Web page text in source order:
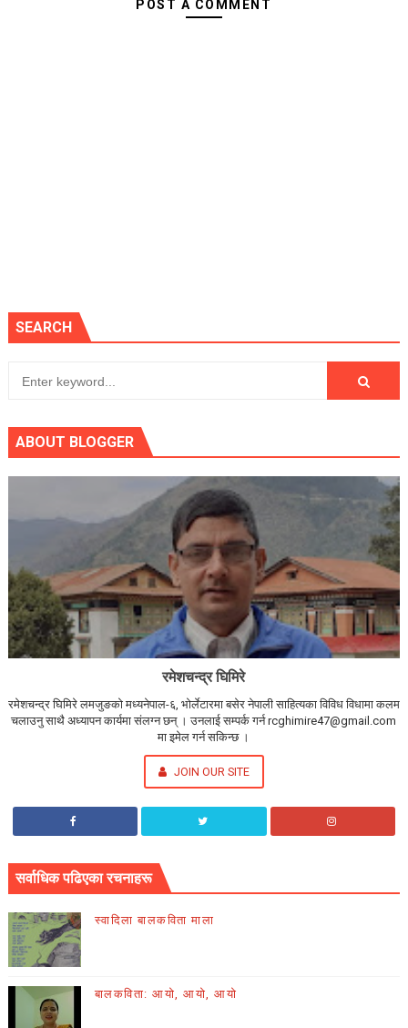
POST A COMMENT
SEARCH
ABOUT BLOGGER
रमेशचन्द्र घिमिरे
रमेशचन्द्र घिमिरे लमजुङको मध्यनेपाल-६, भोर्लेटारमा बसेर नेपाली साहित्यका विविध विधामा कलम
चलाउनु साथै अध्यापन कार्यमा संलग्न छन् । उनलाई सम्पर्क गर्न rcghimire47@gmail.com
मा इमेल गर्न सकिन्छ ।
JOIN OUR SITE
सर्वाधिक पढिएका रचनाहरू
स्वादिला बालकविता माला
बालकविता: आयो, आयो, आयो